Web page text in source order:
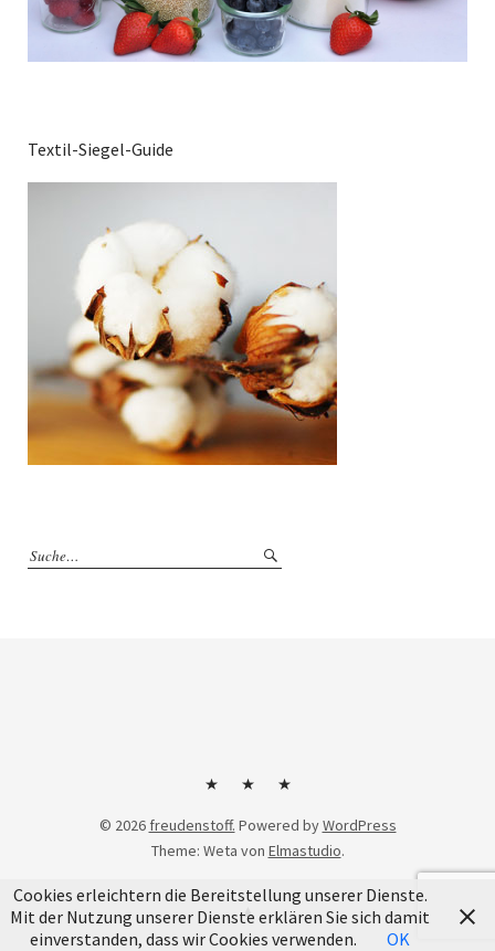
Textil-Siegel-Guide
KontaktImpressumDatenschutzerklärung
© 2026 freudenstoff. Powered byWordPress
Theme: Weta von Elmastudio.
Cookies erleichtern die Bereitstellung unserer Dienste.
Mit der Nutzung unserer Dienste erklären Sie sich damit
einverstanden, dass wir Cookies verwenden.
OK